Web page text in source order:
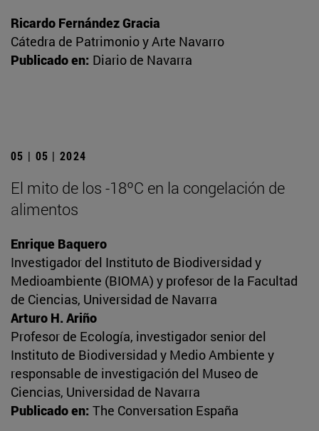
Ricardo Fernández Gracia
Cátedra de Patrimonio y Arte Navarro
Publicado en: Diario de Navarra
05 | 05 | 2024
El mito de los -18ºC en la congelación de
alimentos
Enrique Baquero
Investigador del Instituto de Biodiversidad y
Medioambiente (BIOMA) y profesor de la Facultad
de Ciencias, Universidad de Navarra
Arturo H. Ariño
Profesor de Ecología, investigador senior del
Instituto de Biodiversidad y Medio Ambiente y
responsable de investigación del Museo de
Ciencias, Universidad de Navarra
Publicado en: The Conversation España